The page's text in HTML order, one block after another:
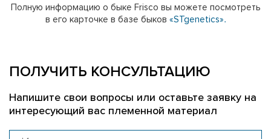
Полную информацию о быке Frisco вы можете посмотреть
в его карточке в базе быков «STgenetics».
ПОЛУЧИТЬ КОНСУЛЬТАЦИЮ
Напишите свои вопросы или оставьте заявку на
интересующий вас племенной материал